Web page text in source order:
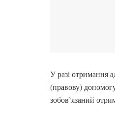
У разі отримання
(правову)
зобов`язаний